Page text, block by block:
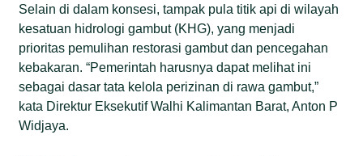
Selain di dalam konsesi, tampak pula titik api di wilayah
kesatuan hidrologi gambut (KHG), yang menjadi
prioritas pemulihan restorasi gambut dan pencegahan
kebakaran. “Pemerintah harusnya dapat melihat ini
sebagai dasar tata kelola perizinan di rawa gambut,”
kata Direktur Eksekutif Walhi Kalimantan Barat, Anton P
Widjaya.